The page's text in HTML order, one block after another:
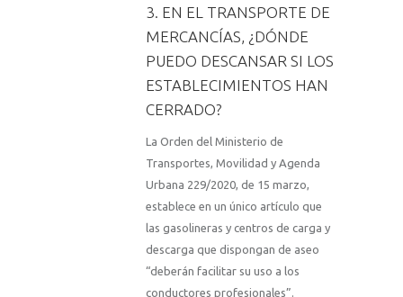
3. EN EL TRANSPORTE DE
MERCANCÍAS, ¿DÓNDE
PUEDO DESCANSAR SI LOS
ESTABLECIMIENTOS HAN
CERRADO?
La Orden del Ministerio de
Transportes, Movilidad y Agenda
Urbana 229/2020, de 15 marzo,
establece en un único artículo que
las gasolineras y centros de carga y
descarga que dispongan de aseo
“deberán facilitar su uso a los
conductores profesionales”.